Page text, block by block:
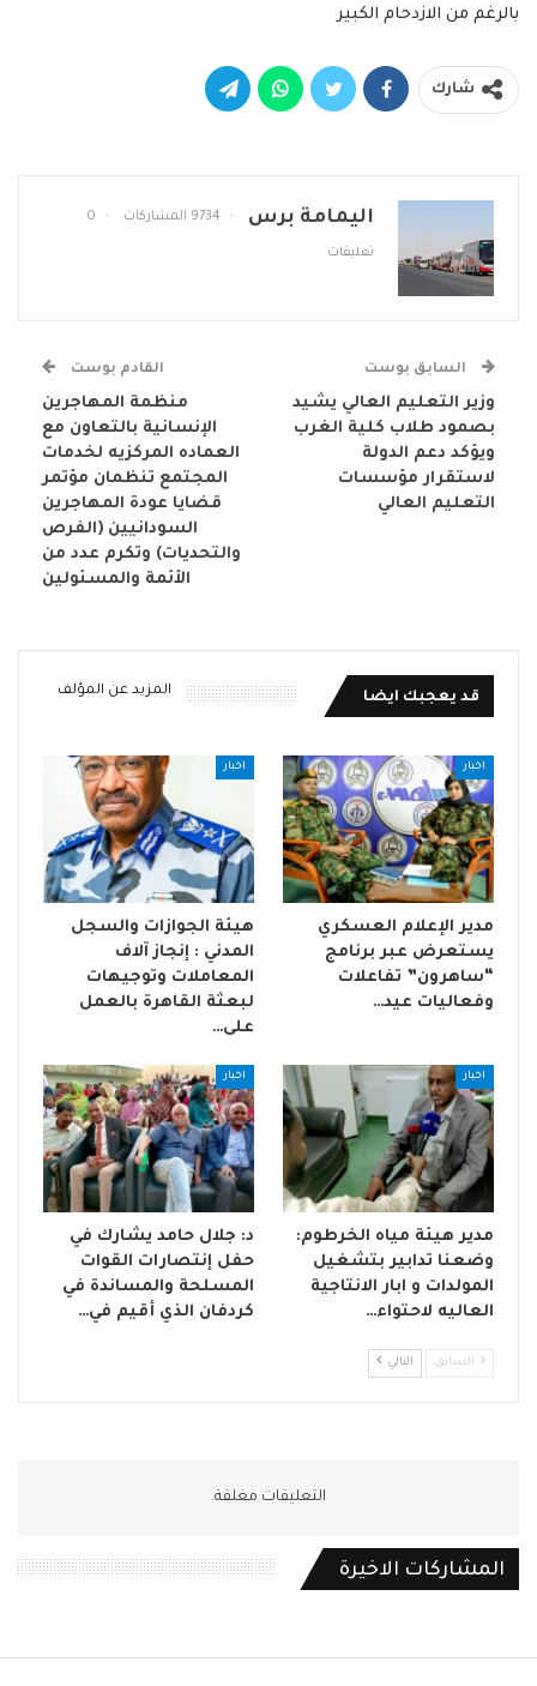
بالرغم من الازدحام الكبير
شارك
اليمامة برس 9734 المشاركات 0
تعليقات
السابق بوست
وزير التعليم العالي يشيد
بصمود طلاب كلية الغرب
ويؤكد دعم الدولة
لاستقرار مؤسسات
التعليم العالي
القادم بوست
منظمة المهاجرين
الإنسانية بالتعاون مع
العماده المركزيه لخدمات
المجتمع تنظمان مؤتمر
قضايا عودة المهاجرين
السودانيين (الفرص
والتحديات) وتكرم عدد من
الأئمة والمسئولين
قد يعجبك ايضا المزيد عن المؤلف
اخبار
مدير الإعلام العسكري
يستعرض عبر برنامج
“ساهرون” تفاعلات
وفعاليات عيد…
اخبار
هيئة الجوازات والسجل
المدني : إنجاز آلاف
المعاملات وتوجيهات
لبعثة القاهرة بالعمل
على…
اخبار
مدير هيئة مياه الخرطوم:
وضعنا تدابير بتشغيل
المولدات و ابار الانتاجية
العاليه لاحتواء…
اخبار
د: جلال حامد يشارك في
حفل إنتصارات القوات
المسلحة والمساندة في
كردفان الذي أقيم في…
السابق التالي
التعليقات مغلقة.
المشاركات الاخيرة